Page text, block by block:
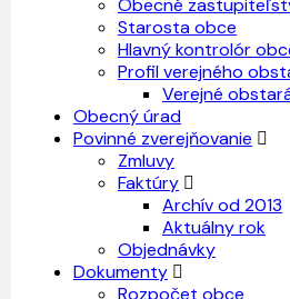
Obecné
Starosta obce
Hlavný kontrolór
Profil verejného
Verejné
Obecný úrad
Povinné zverejňovanie
Zmluvy
Faktúry
Archív od 2013
Aktuálny rok
Objednávky
Dokumenty
Rozpočet obce